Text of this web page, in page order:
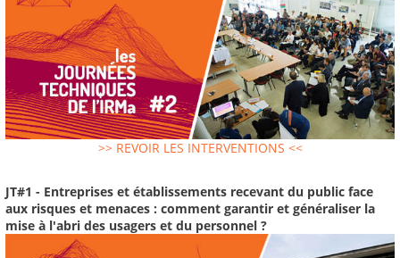
>> REVOIR LES INTERVENTIONS <<
JT#1 - Entreprises et établissements recevant du public face
aux risques et menaces : comment garantir et généraliser la
mise à l'abri des usagers et du personnel ?